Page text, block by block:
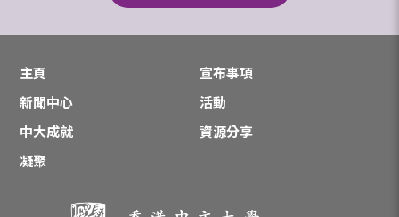
主頁
宣布事項
新聞中心
活動
中大成就
資源分享
凝聚